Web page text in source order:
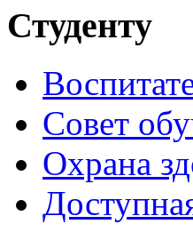
Студенту
Совет
Охрана